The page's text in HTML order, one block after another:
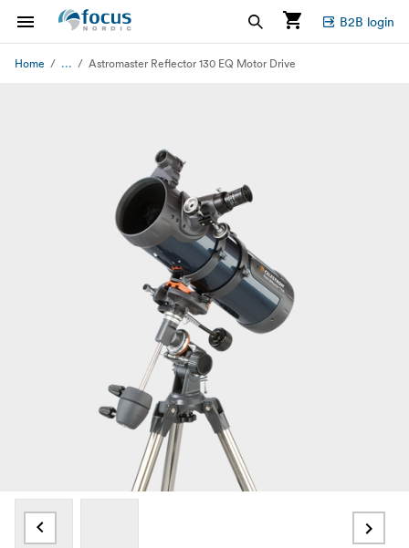
B2B login
Home ... Astromaster Reflector 130 EQ Motor Drive